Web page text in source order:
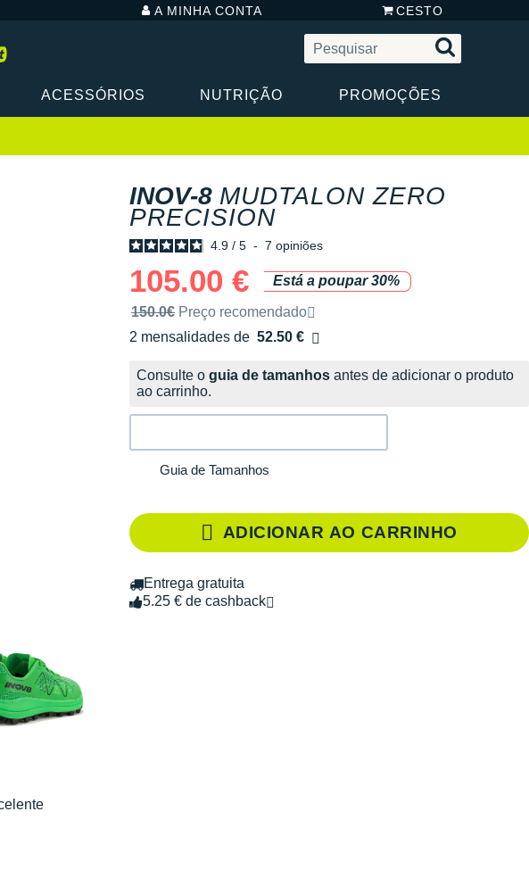
A MINHA CONTA CESTO
ACESSÓRIOS NUTRIÇÃO PROMOÇÕES
INOV-8 MUDTALON ZERO
PRECISION
4.9 / 5 - 7 opiniões
105.00 €
Está a poupar 30%
Preço de venda recomendado pela marca
150.0€ Preço recomendado
2 mensalidades de 52.50 €
sem custos
Consulte o guia de tamanhos antes de adicionar o produto
ao carrinho.
Guia de Tamanhos
ADICIONAR AO CARRINHO
Entrega gratuita
5.25 € de cashback